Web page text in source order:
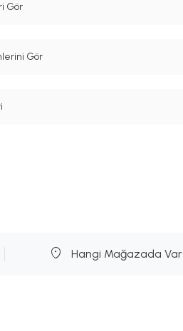
Gör
Gör
Hangi Mağazada Var